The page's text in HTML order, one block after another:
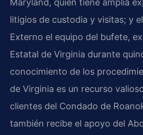
Maryland, quien tiene amplia
litigios de custodia y visitas; y
Externo el equipo del bufete,
Estatal de Virginia durante
conocimiento de los
de Virginia es un recurso
clientes del Condado de
también recibe el apoyo del